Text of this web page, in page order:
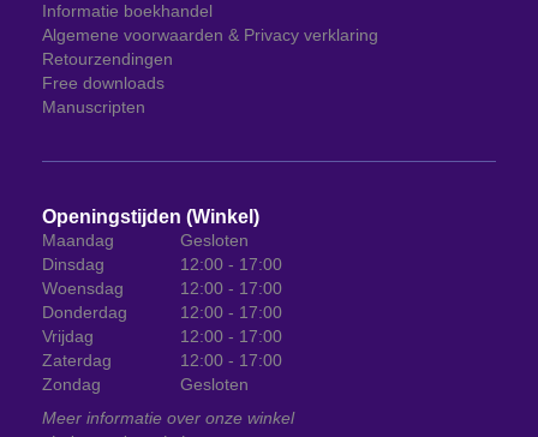
Informatie boekhandel
Algemene voorwaarden & Privacy verklaring
Retourzendingen
Free downloads
Manuscripten
Openingstijden (Winkel)
Maandag
Gesloten
Dinsdag
12:00 - 17:00
Woensdag
12:00 - 17:00
Donderdag
12:00 - 17:00
Vrijdag
12:00 - 17:00
Zaterdag
12:00 - 17:00
Zondag
Gesloten
Meer informatie over onze winkel